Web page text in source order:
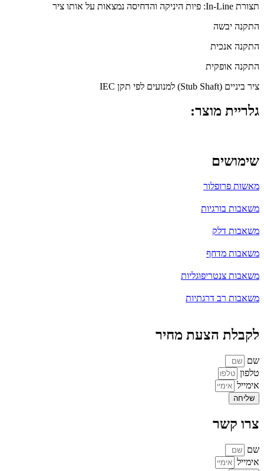
תצורת In-Line: פיות היניקה והדחיסה נמצאות על אותו ציר
התקנה יבשה
התקנה אנכית
התקנה אופקית
ציר ביניים (Stub Shaft) למנועים לפי תקן IEC
גלריית מוצר:
שימושים
מאשות פרופלור
משאבות בורגיות
משאבות דלק
משאבות מדחף
משאבות צנטריפוגליות
משאבות רב דרגתיות
לקבלת הצעת מחיר
שם
טלפון
אימייל
שליחה
צרו קשר
שם
אימייל